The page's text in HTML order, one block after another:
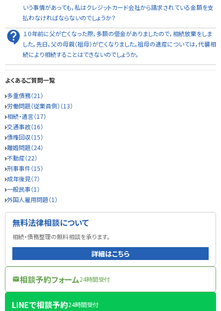
いう事情があっても，私はクレジットカード会社から請求されている金額を支
払わなければならないのでしょうか？
１０年前に父が亡くなった際，多額の借金がありましたので，相続放棄をしま
した。先日，父の母親（祖母）が亡くなりました。祖母の遺産については，代襲相
続により相続することはできないのでしょうか。
よくあるご質問一覧
多重債務（21）
労働問題（従業員側）（13）
相続・遺言（17）
交通事故（16）
債権回収（15）
離婚問題（24）
不動産（22）
刑事事件（15）
成年後見（7）
一般民事（1）
外国人雇用問題（1）
無料法律相談について
相続・債務整理の無料相談を承ります。
詳細はこちら
mail相談予約フォーム24時間受付
LINEで相談予約24時間受付